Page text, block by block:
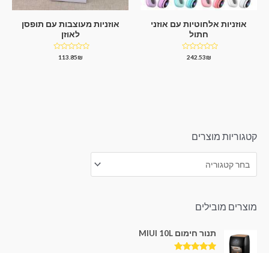
קטגוריות מוצרים
מוצרים מובילים
תנור חימום MIUI 10L
אוזניות אלחוטיות עם אוזני
חתול
דורג242.53₪
אוזניות מעוצבות עם תופסן
לאוזן
דורג113.85₪